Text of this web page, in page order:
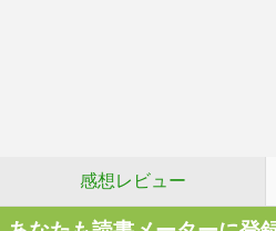
感想レビュー